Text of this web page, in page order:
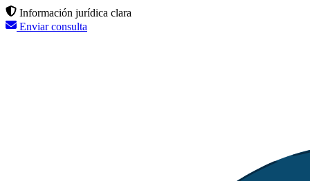
Información jurídica clara
Enviar consulta